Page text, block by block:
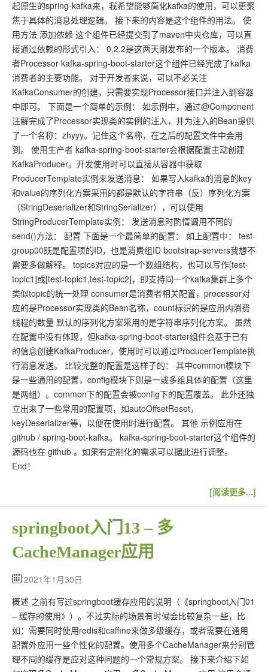
起原生的spring-kafka来，我希望能够简化kafka的使用，可以更聚
焦于具体的消息处理逻辑。 接下来的内容是这个组件的用法。 使
用方法 添加依赖 这个组件已经提交到了maven中央仓库，可以直
接通过依赖的形式引入： 0.2.2是这两天刚发布的一个版本。 消费
者Processor kafka-spring-boot-starter这个组件已经完成了kafka
消费者的主要功能。 对于开发者来说，可以不必关注
KafkaConsumer的创建，只需要实现Processor接口并注入到容器
中即可。 下面是一个简单的示例： 如示例中，通过@Component
注解完成了Processor实现类的实例的注入，并为注入的Bean提供
了一个名称：zhyyy。记住这个名称，在之后的配置文件中会用
到。 使用生产者 kafka-spring-boot-starter会根据配置主动创建
KafkaProducer。开发使用时可以直接从容器中获取
ProducerTemplate实例来发送消息： 如果写入kafka的消息的key
和value的序列化方案采用的都是默认的字符串（反）序列化方案
（StringDeserializer和StringSerializer），可以使用
StringProducerTemplate实例： 发送消息时酌情调用不同的
send()方法： 配置 下面是一个最简单的配置： 如上配置中： test-
group00既是配置项的ID，也是消费组ID bootstrap-servers我想不
需要多做解释。 topics对应的是一个数组结构，也可以写作[test-
topic1]或[test-topic1,test-topic2]，即支持同一个kafka集群上多个
类似topic的统一处理 consumer是消费者相关配置，processor对
应的是Processor实现类的Bean名称，count标识的是应用内消费
线程的数量 默认的序列化方案采用的是字符串序列化方案。 虽然
在配置中没有体现，但kafka-spring-boot-starter组件会基于已有
的信息创建KafkaProducer，使用时可以通过ProducerTemplate执
行消息发送。 比较完整的配置是这样子的： 其中common模块下
是一些通用的配置，config模块下则是一或多组具体的配置（这里
是两组）。common下的配置会被config下的配置覆盖。 此外还独
立出来了一些常用的配置项，如autoOffsetReset，
keyDeserializer等，以便在使用时进行配置。 其他 示例应用在
github / spring-boot-kafka。 kafka-spring-boot-starter这个组件的
源码也在 github 。如果有定制化的需求可以据此进行调整。
End！
[阅读更多...]
springboot入门13 – 多
CacheManager应用
2021年1月30日
概述 之前有写过springboot缓存应用的说明（《springboot入门01
– 缓存的使用》）。不过实际的场景有时候会比较复杂一些，比
如：需要同时使用redis和caffine来做多级缓存，或者需要在通用
配置外应用一些个性化的配置。使用多个CacheManager来分别管
理不同的缓存是应对这种问题的一个常规方案。 接下来介绍下如